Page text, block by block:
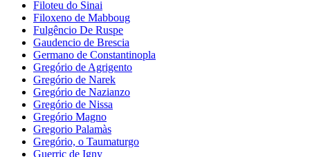
Filoteu do Sinai
Filoxeno de Mabboug
Fulgêncio De Ruspe
Gaudencio de Brescia
Germano de Constantinopla
Gregório de Agrigento
Gregório de Narek
Gregório de Nazianzo
Gregório de Nissa
Gregório Magno
Gregorio Palamàs
Gregório, o Taumaturgo
Guerric de Igny